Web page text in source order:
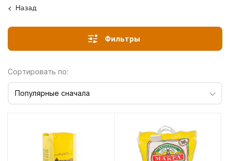
Назад
Фильтры
Сортировать по:
Популярные сначала